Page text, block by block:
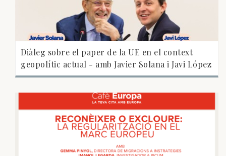
Diàleg sobre el paper de la UE en el context
geopolític actual - amb Javier Solana i Javi López